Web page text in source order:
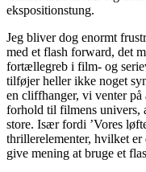
ekspositionstung.
Jeg bliver dog enormt
med et flash forward, det
fortællegreb i film- og
tilføjer heller ikke noget
en cliffhanger, vi venter
forhold til filmens univers,
store. Især fordi ’Vores
thrillerelementer, hvilket
give mening at bruge et